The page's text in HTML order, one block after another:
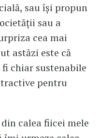
sau își propun
sau a
cea mai
astăzi este că
fi chiar sustenabile
pentru
calea fiicei mele